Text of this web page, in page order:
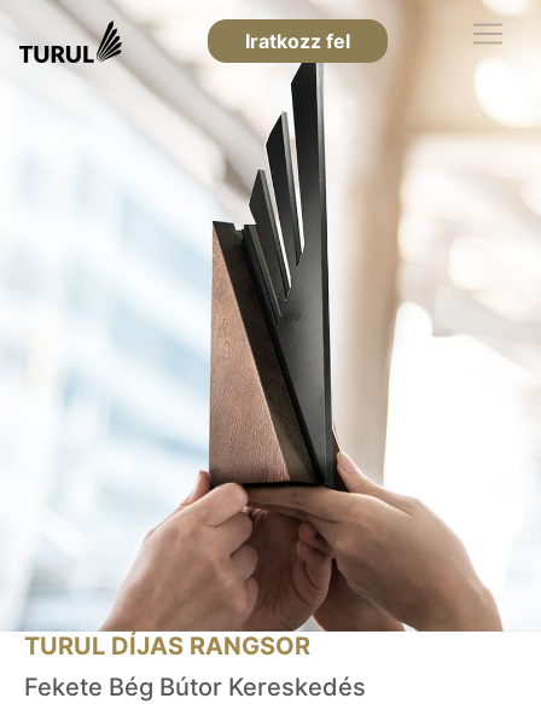
Iratkozz fel
TURUL DÍJAS RANGSOR
Fekete Bég Bútor Kereskedés